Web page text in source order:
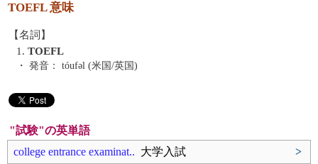
TOEFL 意味
【名詞】
1. TOEFL
・ 発音： tóufəl (米国/英国)
"試験"の英単語
college entrance examinat.. 大学入試
>